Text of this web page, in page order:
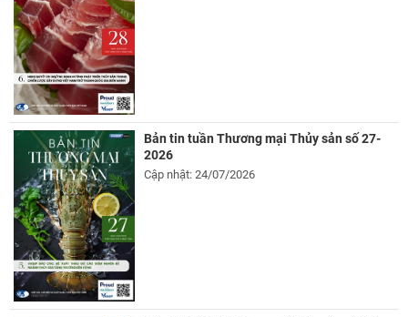
Bản tin tuần Thương mại Thủy sản số 27-
2026
Cập nhật: 24/07/2026